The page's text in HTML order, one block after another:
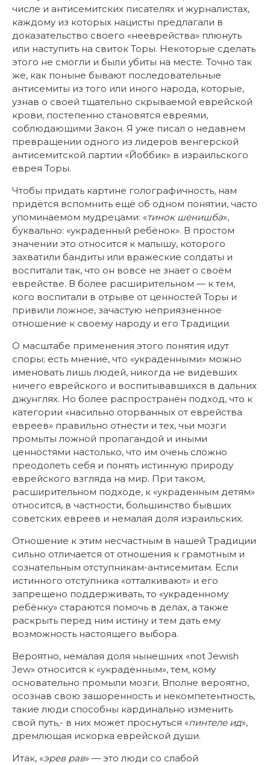
числе и антисемитских писателях и журналистах,
каждому из которых нацисты предлагали в
доказательство своего «нееврейства» плюнуть
или наступить на свиток Торы. Некоторые сделать
этого не смогли и были убиты на месте. Точно так
же, как поныне бывают последовательные
антисемиты из того или иного народа, которые,
узнав о своей тщательно скрываемой еврейской
крови, постепенно становятся евреями,
соблюдающими Закон. Я уже писал о недавнем
превращении одного из лидеров венгерской
антисемитской партии «Йоббик» в израильского
еврея Торы.
Чтобы придать картине голографичность, нам
придётся вспомнить ещё об одном понятии, часто
упоминаемом мудрецами: «тинок шенишба»,
буквально: «украденный ребёнок». В простом
значении это относится к малышу, которого
захватили бандиты или вражеские солдаты и
воспитали так, что он вовсе не знает о своём
еврействе. В более расширительном — к тем,
кого воспитали в отрыве от ценностей Торы и
привили ложное, зачастую неприязненное
отношение к своему народу и его Традиции.
О масштабе применения этого понятия идут
споры; есть мнение, что «украденными» можно
именовать лишь людей, никогда не видевших
ничего еврейского и воспитывавшихся в дальних
джунглях. Но более распространён подход, что к
категории «насильно оторванных от еврейства
евреев» правильно отнести и тех, чьи мозги
промыты ложной пропагандой и иными
ценностями настолько, что им очень сложно
преодолеть себя и понять истинную природу
еврейского взгляда на мир. При таком,
расширительном подходе, к «украденным детям»
относится, в частности, большинство бывших
советских евреев и немалая доля израильских.
Отношение к этим несчастным в нашей Традиции
сильно отличается от отношения к грамотным и
сознательным отступникам-антисемитам. Если
истинного отступника «отталкивают» и его
запрещено поддерживать, то «украденному
ребёнку» стараются помочь в делах, а также
раскрыть перед ним истину и тем дать ему
возможность настоящего выбора.
Вероятно, немалая доля нынешних «not Jewish
Jew» относится к «украденным», тем, кому
основательно промыли мозги. Вполне вероятно,
осознав свою зашоренность и некомпетентность,
такие люди способны кардинально изменить
свой путь,- в них может проснуться «пинтеле ид»,
дремлющая искорка еврейской души.
Итак, «эрев рав» — это люди со слабой